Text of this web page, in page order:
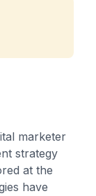
marketer
strategy
at the
have